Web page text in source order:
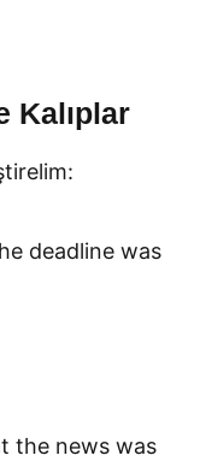
Kalıplar
deadline was
the news was